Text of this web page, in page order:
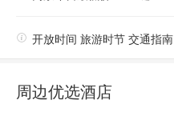
 开放时间 旅游时节 交通指南
周边优选酒店